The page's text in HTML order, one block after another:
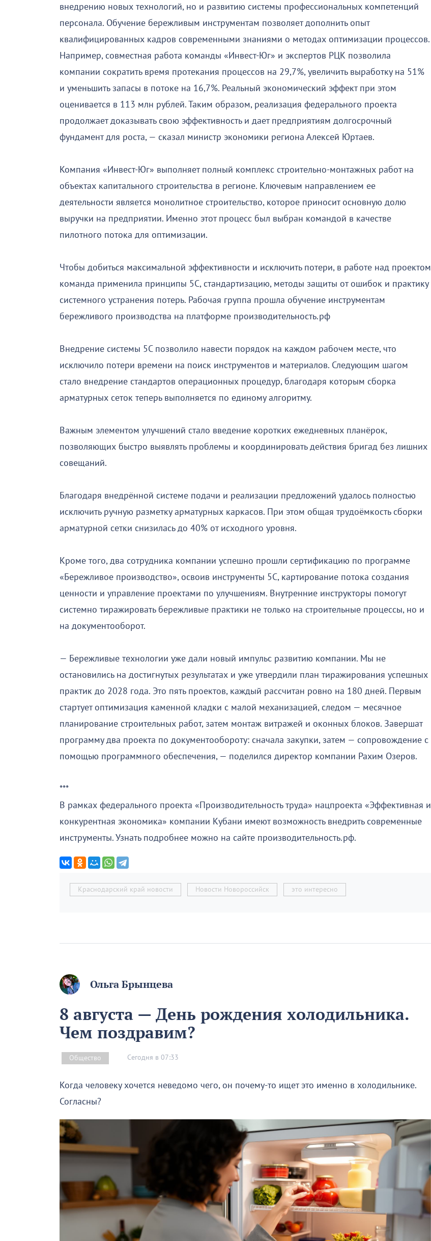
внедрению новых технологий, но и развитию системы профессиональных компетенций
персонала. Обучение бережливым инструментам позволяет дополнить опыт
квалифицированных кадров современными знаниями о методах оптимизации процессов.
Например, совместная работа команды «Инвест-Юг» и экспертов РЦК позволила
компании сократить время протекания процессов на 29,7%, увеличить выработку на 51%
и уменьшить запасы в потоке на 16,7%. Реальный экономический эффект при этом
оценивается в 113 млн рублей. Таким образом, реализация федерального проекта
продолжает доказывать свою эффективность и дает предприятиям долгосрочный
фундамент для роста, — сказал министр экономики региона Алексей Юртаев.
Компания «Инвест-Юг» выполняет полный комплекс строительно-монтажных работ на
объектах капитального строительства в регионе. Ключевым направлением ее
деятельности является монолитное строительство, которое приносит основную долю
выручки на предприятии. Именно этот процесс был выбран командой в качестве
пилотного потока для оптимизации.
Чтобы добиться максимальной эффективности и исключить потери, в работе над проектом
команда применила принципы 5С, стандартизацию, методы защиты от ошибок и практику
системного устранения потерь. Рабочая группа прошла обучение инструментам
бережливого производства на платформе производительность.рф
Внедрение системы 5С позволило навести порядок на каждом рабочем месте, что
исключило потери времени на поиск инструментов и материалов. Следующим шагом
стало внедрение стандартов операционных процедур, благодаря которым сборка
арматурных сеток теперь выполняется по единому алгоритму.
Важным элементом улучшений стало введение коротких ежедневных планёрок,
позволяющих быстро выявлять проблемы и координировать действия бригад без лишних
совещаний.
Благодаря внедрённой системе подачи и реализации предложений удалось полностью
исключить ручную разметку арматурных каркасов. При этом общая трудоёмкость сборки
арматурной сетки снизилась до 40% от исходного уровня.
Кроме того, два сотрудника компании успешно прошли сертификацию по программе
«Бережливое производство», освоив инструменты 5С, картирование потока создания
ценности и управление проектами по улучшениям. Внутренние инструкторы помогут
системно тиражировать бережливые практики не только на строительные процессы, но и
на документооборот.
— Бережливые технологии уже дали новый импульс развитию компании. Мы не
остановились на достигнутых результатах и уже утвердили план тиражирования успешных
практик до 2028 года. Это пять проектов, каждый рассчитан ровно на 180 дней. Первым
стартует оптимизация каменной кладки с малой механизацией, следом — месячное
планирование строительных работ, затем монтаж витражей и оконных блоков. Завершат
программу два проекта по документообороту: сначала закупки, затем — сопровождение с
помощью программного обеспечения, — поделился директор компании Рахим Озеров.
***
В рамках федерального проекта «Производительность труда» нацпроекта «Эффективная и
конкурентная экономика» компании Кубани имеют возможность внедрить современные
инструменты. Узнать подробнее можно на сайте производительность.рф.
Краснодарский край новости Новости Новороссийск это интересно
Ольга Брынцева
8 августа — День рождения холодильника.
Чем поздравим?
Общество Сегодня в 07:33
Когда человеку хочется неведомо чего, он почему-то ищет это именно в холодильнике.
Согласны?